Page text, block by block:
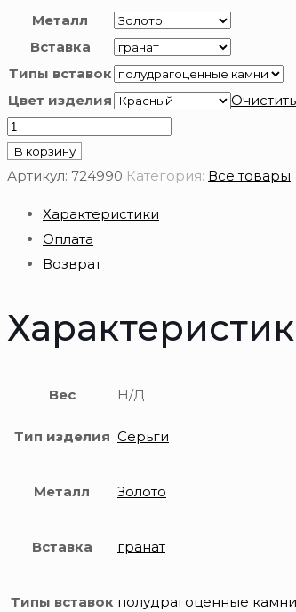
Металл
Вставка
Типы вставок
Цвет изделия
Очистить
Количество
товара
Серьги
золота
пробы
гранатом
В корзину
Артикул: 724990 Категория: Все товары
Характеристики
Оплата
Возврат
Вес Н/Д
Тип изделия Серьги
Металл Золото
Вставка гранат
Типы вставок полудрагоценные камни